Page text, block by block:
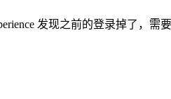
发现之前的登录掉了，